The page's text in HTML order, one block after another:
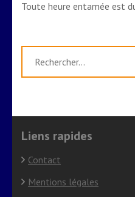
Toute heure entamée est
Liens rapides
Contact
Mentions légales